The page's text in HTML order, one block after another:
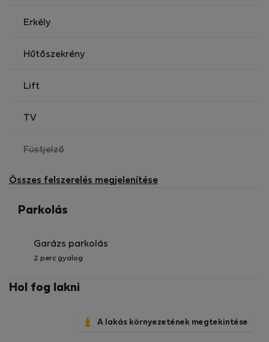
Erkély
Hűtőszekrény
Lift
TV
Füstjelző,
elérhető
Összes felszerelés megjelenítése
Parkolás
Garázs parkolás
2 perc gyalog
Hol fog lakni
A lakás környezetének megtekintése